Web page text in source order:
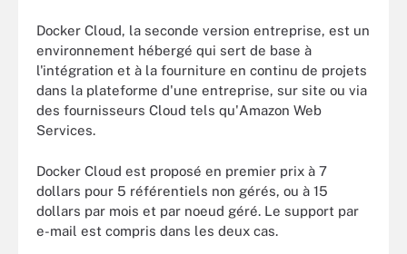
Docker Cloud, la seconde version entreprise, est un
environnement hébergé qui sert de base à
l'intégration et à la fourniture en continu de projets
dans la plateforme d'une entreprise, sur site ou via
des fournisseurs Cloud tels qu'Amazon Web
Services.
Docker Cloud est proposé en premier prix à 7
dollars pour 5 référentiels non gérés, ou à 15
dollars par mois et par noeud géré. Le support par
e-mail est compris dans les deux cas.